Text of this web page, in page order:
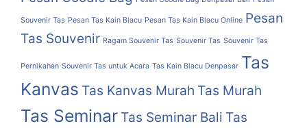
Souvenir Tas Pesan Tas Kain Blacu Pesan Tas Kain Blacu Online Pesan
Tas Souvenir Ragam Souvenir Tas Souvenir Tas Souvenir Tas
Pernikahan Souvenir Tas untuk Acara Tas Kain Blacu Denpasar Tas
Kanvas Tas Kanvas Murah Tas Murah
Tas Seminar Tas Seminar Bali Tas